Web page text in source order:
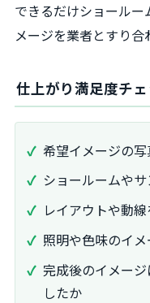
できるだけショール
メージを業者とすり合
仕上がり満足度チ
希望イメージの
ショールームや
レイアウトや動
照明や色味のイ
完成後のイメー
したか